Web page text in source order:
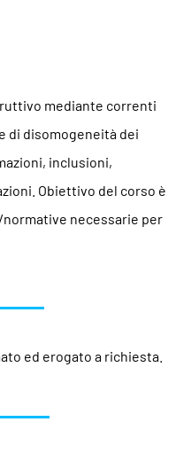
mediante correnti
di disomogeneità dei
inclusioni,
Obiettivo del corso è
necessarie per
ed erogato a richiesta.